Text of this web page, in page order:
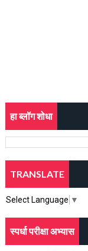
हा ब्लॉग शोधा
TRANSLATE
Select Language ▼
स्पर्धा परीक्षा अभ्यास